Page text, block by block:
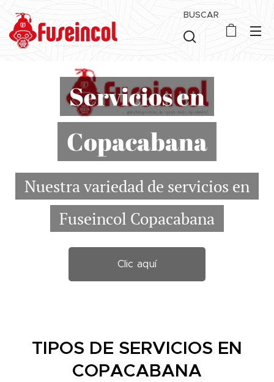
BUSCAR
Servicios en
Copacabana
Nuestra variedad de servicios en
Fuseincol Copacabana
Clic aquí
TIPOS DE SERVICIOS EN
COPACABANA